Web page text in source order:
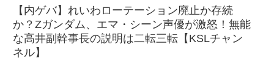
【内ゲバ】れいわローテーション廃止か存続
か？Zガンダム、エマ・シーン声優が激怒！無能
な高井副幹事長の説明は二転三転【KSLチャン
ネル】